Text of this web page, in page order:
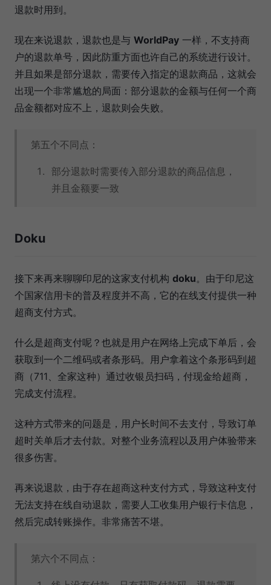
退款时用到。
现在来说退款，退款也是与 WorldPay 一样，不支持商
户的退款单号，因此防重方面也许自己的系统进行设计。
并且如果是部分退款，需要传入指定的退款商品，这就会
出现一个非常尴尬的局面：部分退款的金额与任何一个商
品金额都对应不上，退款则会失败。
第五个不同点：
部分退款时需要传入部分退款的商品信息，
并且金额要一致
Doku
接下来再来聊聊印尼的这家支付机构 doku。由于印尼这
个国家信用卡的普及程度并不高，它的在线支付提供一种
超商支付方式。
什么是超商支付呢？也就是用户在网络上完成下单后，会
获取到一个二维码或者条形码。用户拿着这个条形码到超
商（711、全家这种）通过收银员扫码，付现金给超商，
完成支付流程。
这种方式带来的问题是，用户长时间不去支付，导致订单
超时关单后才去付款。对整个业务流程以及用户体验带来
很多伤害。
再来说退款，由于存在超商这种支付方式，导致这种支付
无法支持在线自动退款，需要人工收集用户银行卡信息，
然后完成转账操作。非常痛苦不堪。
第六个不同点：